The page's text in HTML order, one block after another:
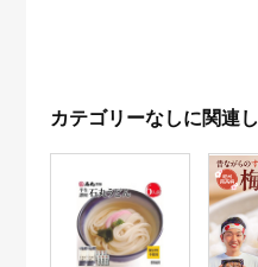
カテゴリーなしに関連